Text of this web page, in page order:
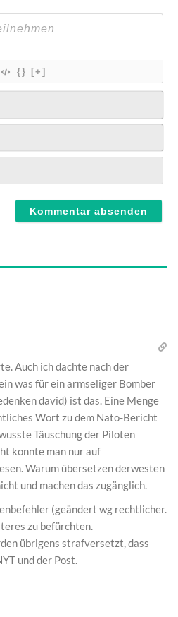
{} [+]
Auch ich dachte nach der
was für ein armseliger Bomber
david) ist das. Eine Menge
Wort zu dem Nato-Bericht
Täuschung der Piloten
konnte man nur auf
Warum übersetzen derwesten
und machen das zugänglich.
(geändert wg rechtlicher.
zu befürchten.
übrigens strafversetzt, dass
und der Post.